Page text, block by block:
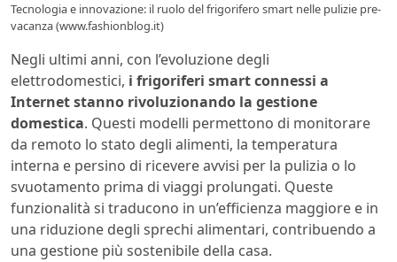
Tecnologia e innovazione: il ruolo del frigorifero smart nelle pulizie pre-
vacanza (www.fashionblog.it)
Negli ultimi anni, con l’evoluzione degli
elettrodomestici, i frigoriferi smart connessi a
Internet stanno rivoluzionando la gestione
domestica. Questi modelli permettono di monitorare
da remoto lo stato degli alimenti, la temperatura
interna e persino di ricevere avvisi per la pulizia o lo
svuotamento prima di viaggi prolungati. Queste
funzionalità si traducono in un’efficienza maggiore e in
una riduzione degli sprechi alimentari, contribuendo a
una gestione più sostenibile della casa.